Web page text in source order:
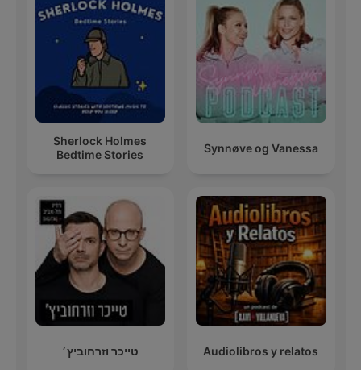
Sherlock Holmes
Bedtime Stories
Synnøve og Vanessa
טייכר וזרחוביץ׳ Audiolibros y relatos